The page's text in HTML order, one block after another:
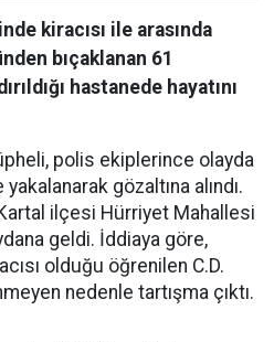
kiracısı ile arasında
bıçaklanan 61
hastanede hayatını
polis ekiplerince olayda
gözaltına alındı.
ilçesi Hürriyet Mahallesi
geldi. İddiaya göre,
olduğu öğrenilen C.D.
nedenle tartışma çıktı.